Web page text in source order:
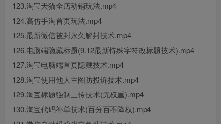
123.淘宝天猫全店动销玩法.mp4
124.高仿手淘首页玩法.mp4
125.最新微信被封永久解封技术.mp4
126.电脑端隐藏标题(9.12最新特殊字符改标题技术).mp4
127.淘宝电脑端首页隐藏技术.mp4
128.淘宝使用他人主图防投诉技术.mp4
129.淘宝标题强制上传技术(无权重).mp4
130.淘宝代码补单技术(百分百不降权).mp4